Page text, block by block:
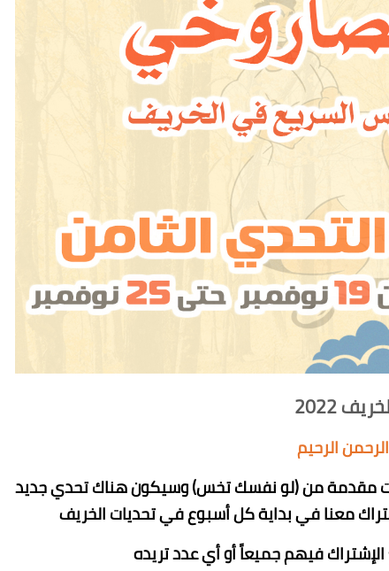
2022
الرحيم
مقدمة من (لو نفسك تخس) وسيكون هناك تحدي جديد
معنا في بداية كل أسبوع في تحديات الخريف